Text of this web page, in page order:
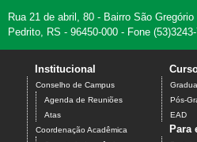
Rua 21 de abril, 80 - Bairro São Gregório
Pedrito, RS - 96450-000 - Fone
Institucional
Conselho de Campus
Agenda de Reuniões
Atas
Coordenação Acadêmica
Pós-
EAD
Para